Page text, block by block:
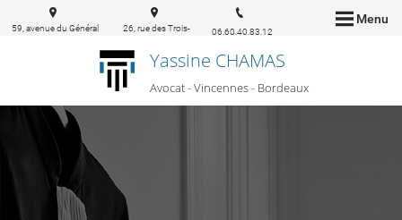
Menu
Yassine CHAMAS
Avocat - Vincennes - Bordeaux
59, avenue du Général
26, rue des Trois-
Bordeaux
06.60.40.83.12